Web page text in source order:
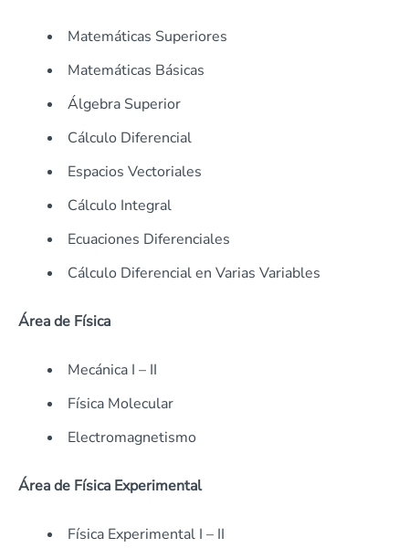
Matemáticas Superiores
Matemáticas Básicas
Álgebra Superior
Cálculo Diferencial
Espacios Vectoriales
Cálculo Integral
Ecuaciones Diferenciales
Cálculo Diferencial en Varias Variables
Área de Física
Mecánica I – II
Física Molecular
Electromagnetismo
Área de Física Experimental
Física Experimental I – II